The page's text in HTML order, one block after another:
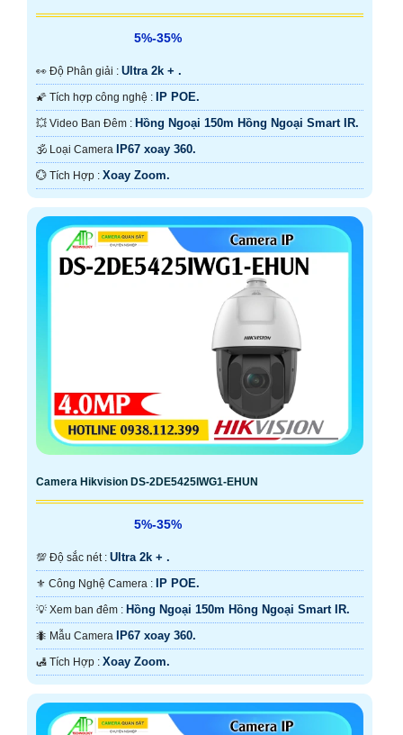
5%-35%
️👀 Độ Phân giải : Ultra 2k + .
🌠 Tích hợp công nghệ : IP POE.
💥 Video Ban Đêm : Hồng Ngoại 150m Hồng Ngoại Smart IR.
🕉️ Loại Camera IP67 xoay 360.
️💮 Tích Hợp : Xoay Zoom.
Camera Hikvision DS-2DE5425IWG1-EHUN
5%-35%
💯 Độ sắc nét : Ultra 2k + .
⚜️ Công Nghệ Camera : IP POE.
💡 Xem ban đêm : Hồng Ngoại 150m Hồng Ngoại Smart IR.
🐜 Mẫu Camera IP67 xoay 360.
️🛃 Tích Hợp : Xoay Zoom.